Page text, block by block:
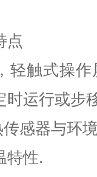
点
轻触式操
时运行或步
感器与环
特性.